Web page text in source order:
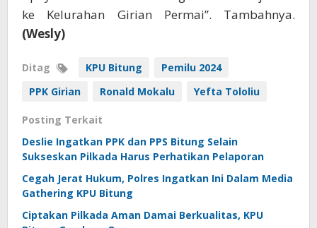
ke Kelurahan Girian Permai”. Tambahnya.
(Wesly)
Ditag KPU Bitung
Pemilu 2024
PPK Girian
Ronald Mokalu Yefta Tololiu
Posting Terkait
Deslie Ingatkan PPK dan PPS Bitung Selain
Sukseskan Pilkada Harus Perhatikan Pelaporan
Cegah Jerat Hukum, Polres Ingatkan Ini Dalam Media
Gathering KPU Bitung
Ciptakan Pilkada Aman Damai Berkualitas, KPU